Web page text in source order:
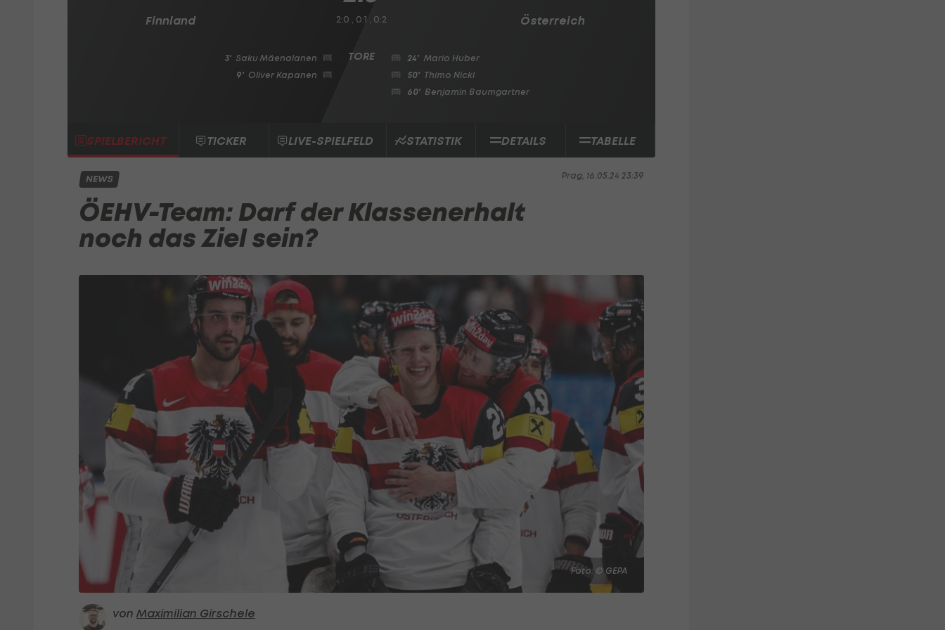
Finnland Österreich
2:0 , 0:1 , 0:2
3' Saku Mäenalanen
9' Oliver Kapanen
24' Mario Huber
50' Thimo Nickl
60' Benjamin Baumgartner
SPIELBERICHT TICKER LIVE-SPIELFELD STATISTIK DETAILS TABELLE
Prag, 16.05.24 23:39
NEWS
ÖEHV-Team: Darf der Klassenerhalt
noch das Ziel sein?
Foto: © GEPA
von Maximilian Girschele